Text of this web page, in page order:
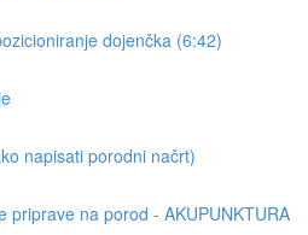
dojenčka (6:42)
napisati porodni načrt)
priprave na porod - AKUPUNKTURA